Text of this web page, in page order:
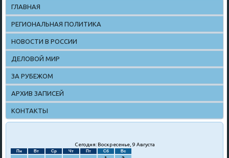
ГЛАВНАЯ
РЕГИОНАЛЬНАЯ ПОЛИТИКА
НОВОСТИ В РОССИИ
ДЕЛОВОЙ МИР
ЗА РУБЕЖОМ
АРХИВ ЗАПИСЕЙ
КОНТАКТЫ
Сегодня: Воскресенье, 9 Августа
Пн Вт Ср Чт Пт Сб Вс